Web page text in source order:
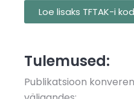
Loe lisaks TFTAK-i
Tulemused:
Publikatsioon